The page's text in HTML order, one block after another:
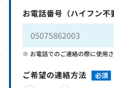
お電話番号 （ハイフン不
お電話でのご連絡の際に使用
ご希望の連絡方法 必須